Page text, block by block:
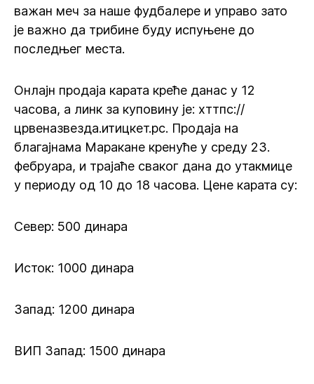
важан меч за наше фудбалере и управо зато
је важно да трибине буду испуњене до
последњег места.
Онлајн продаја карата креће данас у 12
часова, а линк за куповину је: хттпс://
црвеназвезда.итицкет.рс. Продаја на
благајнама Маракане кренуће у среду 23.
фебруара, и трајаће сваког дана до утакмице
у периоду од 10 до 18 часова. Цене карата су:
Север: 500 динара
Исток: 1000 динара
Запад: 1200 динара
ВИП Запад: 1500 динара